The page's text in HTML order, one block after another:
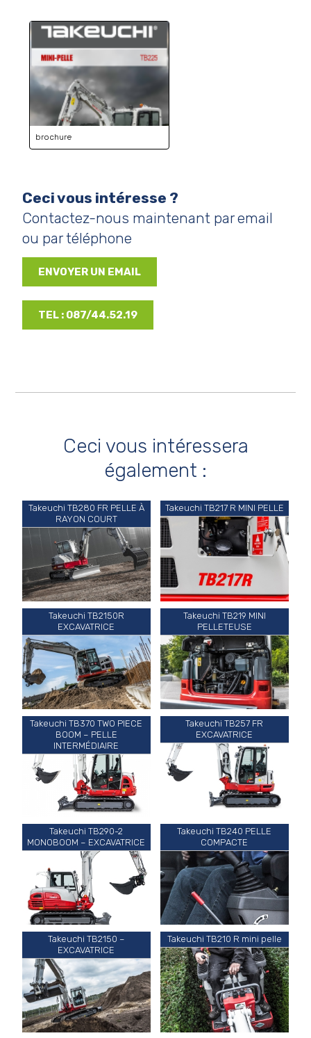
brochure
Ceci vous intéresse ?
Contactez-nous maintenant par email
ou par téléphone
ENVOYER UN EMAIL
TEL : 087/44.52.19
Ceci vous intéressera
également :
Takeuchi TB280 FR PELLE À
RAYON COURT
Takeuchi TB217 R MINI PELLE
Takeuchi TB2150R
EXCAVATRICE
Takeuchi TB219 MINI
PELLETEUSE
Takeuchi TB370 TWO PIECE
BOOM – PELLE
INTERMÉDIAIRE
Takeuchi TB257 FR
EXCAVATRICE
Takeuchi TB290-2
MONOBOOM – EXCAVATRICE
Takeuchi TB240 PELLE
COMPACTE
Takeuchi TB2150 –
EXCAVATRICE
Takeuchi TB210 R mini pelle